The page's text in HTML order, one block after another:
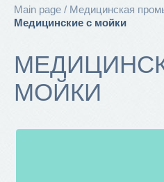
Main page
Медицинская
Медицинские с мойки
МОЙКИ